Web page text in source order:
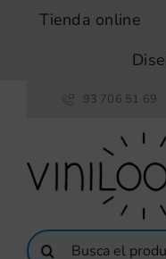
SaltarTienda online
93 706 51 69
Buscar: